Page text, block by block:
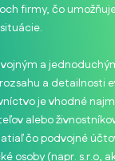
firmy, čo
a
a detailnosti
je vhodné
alebo
čo podvojné
osoby (napr. s.r.o,